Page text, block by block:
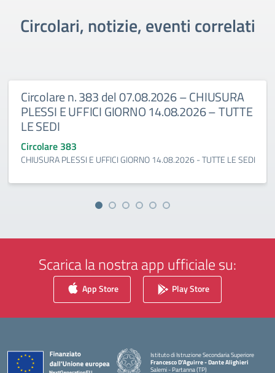
Circolari, notizie, eventi correlati
Circolare n. 383 del 07.08.2026 – CHIUSURA
PLESSI E UFFICI GIORNO 14.08.2026 – TUTTE
LE SEDI
Circolare 383
CHIUSURA PLESSI E UFFICI GIORNO 14.08.2026 - TUTTE LE SEDI
Scarica la nostra app ufficiale su:
App Store Play Store
Istituto di Istruzione Secondaria Superiore
Francesco D'Aguirre - Dante Alighieri
Salemi - Partanna (TP)